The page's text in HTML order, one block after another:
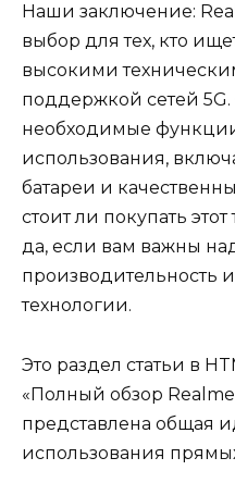
Наши заключение:
выбор для тех, кто
высокими
поддержкой сетей
необходимые
использования,
батареи и
стоит ли покупать
да, если вам важны
производительность
технологии.
Это раздел статьи в
«Полный обзор Realme
представлена общая
использования